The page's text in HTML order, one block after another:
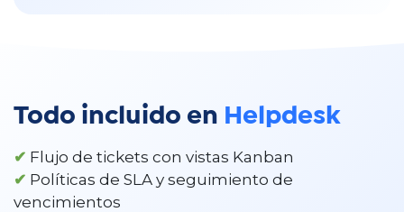
Todo incluido en Helpdesk
✔ Flujo de tickets con vistas Kanban
✔ Políticas de SLA y seguimiento de
vencimientos